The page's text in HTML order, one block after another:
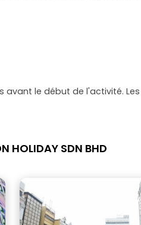
avant le début de l'activité.
HOLIDAY SDN BHD